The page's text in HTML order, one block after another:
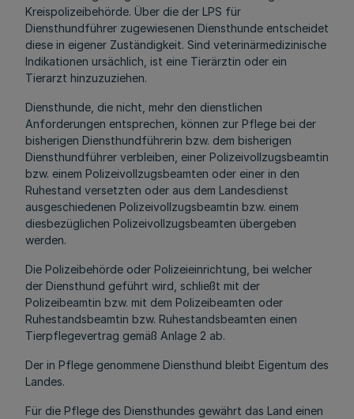
Kreispolizeibehörde. Über die der LPS für
Diensthundführer zugewiesenen Diensthunde entscheidet
diese in eigener Zuständigkeit. Sind veterinärmedizinische
Indikationen ursächlich, ist eine Tierärztin oder ein
Tierarzt hinzuzuziehen.
Diensthunde, die nicht, mehr den dienstlichen
Anforderungen entsprechen, können zur Pflege bei der
bisherigen Diensthundführerin bzw. dem bisherigen
Diensthundführer verbleiben, einer Polizeivollzugsbeamtin
bzw. einem Polizeivollzugsbeamten oder einer in den
Ruhestand versetzten oder aus dem Landesdienst
ausgeschiedenen Polizeivollzugsbeamtin bzw. einem
diesbezüglichen Polizeivollzugsbeamten übergeben
werden.
Die Polizeibehörde oder Polizeieinrichtung, bei welcher
der Diensthund geführt wird, schließt mit der
Polizeibeamtin bzw. mit dem Polizeibeamten oder
Ruhestandsbeamtin bzw. Ruhestandsbeamten einen
Tierpflegevertrag gemäß Anlage 2 ab.
Der in Pflege genommene Diensthund bleibt Eigentum des
Landes.
Für die Pflege des Diensthundes gewährt das Land einen